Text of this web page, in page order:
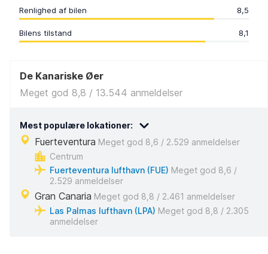
Renlighed af bilen 8,5
Bilens tilstand 8,1
De Kanariske Øer
Meget god 8,8 / 13.544 anmeldelser
Mest populære lokationer:
Fuerteventura Meget god 8,6 / 2.529 anmeldelser
Centrum
Fuerteventura lufthavn (FUE) Meget god 8,6 /
2.529 anmeldelser
Gran Canaria Meget god 8,8 / 2.461 anmeldelser
Las Palmas lufthavn (LPA) Meget god 8,8 / 2.305
anmeldelser